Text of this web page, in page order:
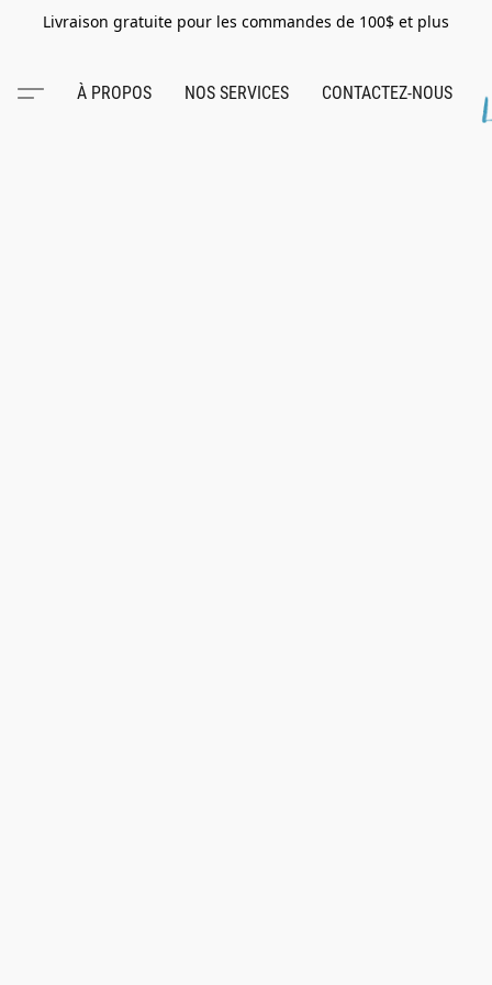
Livraison gratuite pour les commandes de 100$ et plus
À PROPOS NOS SERVICES CONTACTEZ-NOUS